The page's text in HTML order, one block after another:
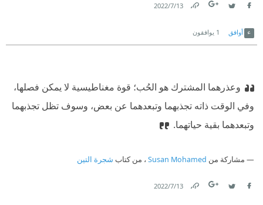
13‏/7‏/2022
أوافق 1 يوافقون
وعذرهما المشترك هو الحُب؛ قوة مغناطيسية لا يمكن فصلها،
وفي الوقت ذاته تجذبهما وتبعدهما عن بعض، وسوف تظل تجذبهما
وتبعدهما بقية حياتهما.
مشاركة من Susan Mohamed ، من كتاب شجرة التين
13‏/7‏/2022